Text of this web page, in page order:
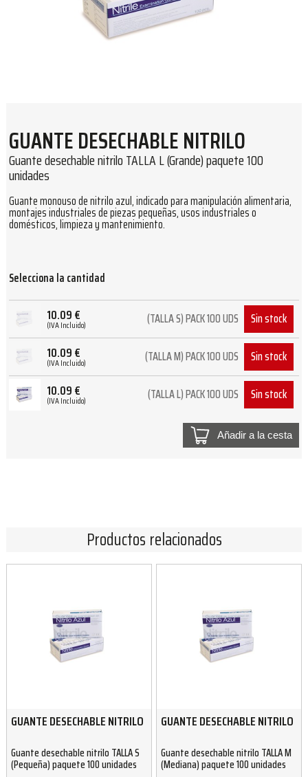
GUANTE DESECHABLE NITRILO
Guante desechable nitrilo TALLA L (Grande) paquete 100
unidades
Guante monouso de nitrilo azul, indicado para manipulación alimentaria,
montajes industriales de piezas pequeñas, usos industriales o
domésticos, limpieza y mantenimiento.
Selecciona la cantidad
10.09€
(IVA Incluido) (TALLA S) PACK 100 UDS Sin stock
10.09€
(IVA Incluido) (TALLA M) PACK 100 UDS Sin stock
10.09€
(IVA Incluido) (TALLA L) PACK 100 UDS Sin stock
Añadir a la cesta
Productos relacionados
GUANTE DESECHABLE NITRILO
Guante desechable nitrilo TALLA S
(Pequeña) paquete 100 unidades
GUANTE DESECHABLE NITRILO
Guante desechable nitrilo TALLA M
(Mediana) paquete 100 unidades